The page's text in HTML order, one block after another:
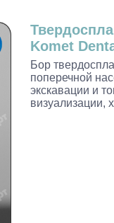
Komet
Бор
поперечной
экскавации и
визуализации,